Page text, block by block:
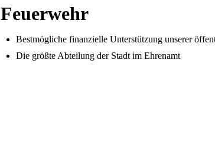
Feuerwehr
Bestmögliche finanzielle Unterstützung unserer
Die größte Abteilung der Stadt im Ehrenamt